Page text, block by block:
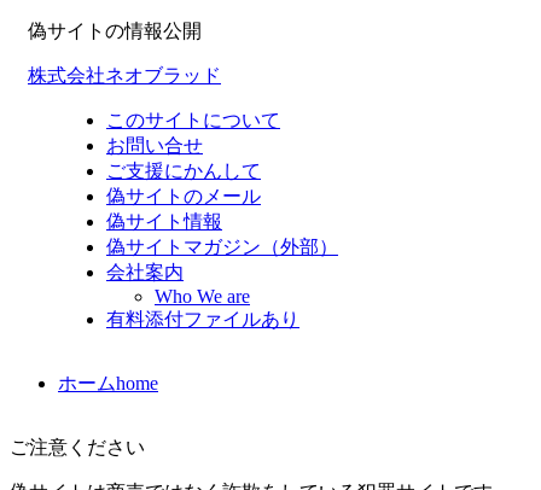
偽サイトの情報公開
株式会社ネオブラッド
このサイトについて
お問い合せ
ご支援にかんして
偽サイトのメール
偽サイト情報
偽サイトマガジン（外部）
会社案内
Who We are
有料添付ファイルあり
ホームhome
ご注意ください